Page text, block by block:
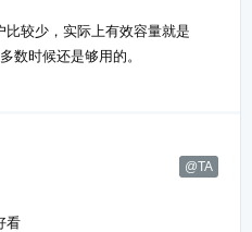
比较少，实际上有效容量就是
数时候还是够用的。
@TA
看